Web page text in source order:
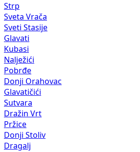
Strp
Sveta Vrača
Sveti Stasije
Glavati
Kubasi
Nalježići
Pobrđe
Donji Orahovac
Glavatičići
Sutvara
Dražin Vrt
Pržice
Donji Stoliv
Dragalj